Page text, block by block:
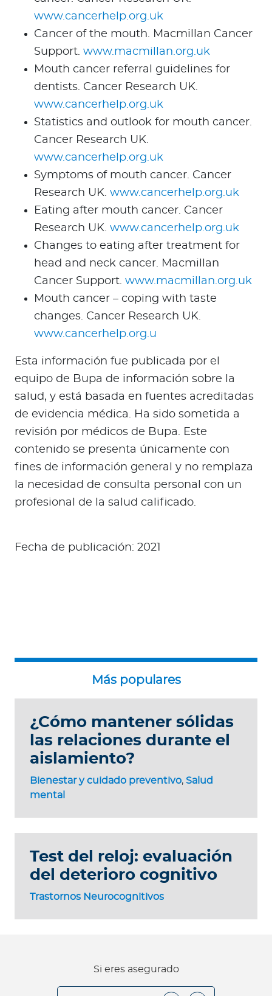
www.cancerhelp.org.uk
Cancer of the mouth. Macmillan Cancer
Support. www.macmillan.org.uk
Mouth cancer referral guidelines for
dentists. Cancer Research UK.
www.cancerhelp.org.uk
Statistics and outlook for mouth cancer.
Cancer Research UK.
www.cancerhelp.org.uk
Symptoms of mouth cancer. Cancer
Research UK. www.cancerhelp.org.uk
Eating after mouth cancer. Cancer
Research UK. www.cancerhelp.org.uk
Changes to eating after treatment for
head and neck cancer. Macmillan
Cancer Support. www.macmillan.org.uk
Mouth cancer – coping with taste
changes. Cancer Research UK.
www.cancerhelp.org.u
Esta información fue publicada por el
equipo de Bupa de información sobre la
salud, y está basada en fuentes acreditadas
de evidencia médica. Ha sido sometida a
revisión por médicos de Bupa. Este
contenido se presenta únicamente con
fines de información general y no remplaza
la necesidad de consulta personal con un
profesional de la salud calificado.
Fecha de publicación: 2021
Bienestar y cuidado preventivo, Salud
mental
¿Cómo mantener sólidas
las relaciones durante el
aislamiento?
Trastornos Neurocognitivos
Test del reloj: evaluación
del deterioro cognitivo
Si eres asegurado